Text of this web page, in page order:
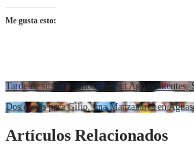
Me gusta esto:
Tarde de sustos y emociones en Aguascalientes,
Dos orejas para Gilio, una Manzanares en
Artículos Relacionados